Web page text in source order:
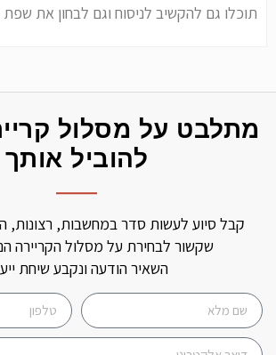
תוכלו גם להקשיב לניסוח וגם לבחון את
מתלבט על מסלול
להוביל אותך
קבל סיוע לעשות סדר במחשבות, רצונות,
שקשור לבחירת על מסלול הקריירה
השאיר הודעה ונקבע שיחת